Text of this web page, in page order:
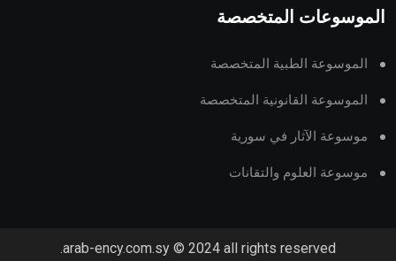
الموسوعات المتخصصة
الموسوعة الطبية المتخصصة
الموسوعة القانونية المتخصصة
موسوعة الآثار في سورية
موسوعة العلوم والتقانات
arab-ency.com.sy © 2024 all rights reserved.